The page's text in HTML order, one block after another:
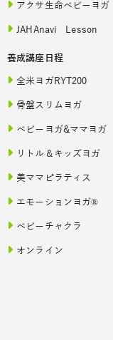
アクサ生命ベビーヨガ
JAHAnavi Lesson
養成講座日程
全米ヨガRYT200
骨盤スリムヨガ
ベビーヨガ&ママヨガ
リトル＆キッズヨガ
美ママピラティス
エモーションヨガ®
ベビーチャクラ
オンライン